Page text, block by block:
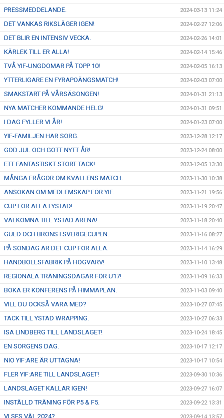
PRESSMEDDELANDE. 2024-03-13 11:24
DET VANKAS RIKSLÄGER IGEN! 2024-02-27 12:06
DET BLIR EN INTENSIV VECKA. 2024-02-26 14:01
KÄRLEK TILL ER ALLA! 2024-02-14 15:46
TVÅ YIF-UNGDOMAR PÅ TOPP 10! 2024-02-05 16:13
YTTERLIGARE EN FYRAPOÄNGSMATCH! 2024-02-03 07:00
SMAKSTART PÅ VÅRSÄSONGEN! 2024-01-31 21:13
NYA MATCHER KOMMANDE HELG! 2024-01-31 09:51
I DAG FYLLER VI ÅR! 2024-01-23 07:00
YIF-FAMILJEN HAR SORG. 2023-12-28 12:17
GOD JUL OCH GOTT NYTT ÅR! 2023-12-24 08:00
ETT FANTASTISKT STORT TACK! 2023-12-05 13:30
MÅNGA FRÅGOR OM KVÄLLENS MATCH. 2023-11-30 10:38
ANSÖKAN OM MEDLEMSKAP FÖR YIF. 2023-11-21 19:56
CUP FÖR ALLA I YSTAD! 2023-11-19 20:47
VÄLKOMNA TILL YSTAD ARENA! 2023-11-18 20:40
GULD OCH BRONS I SVERIGECUPEN. 2023-11-16 08:27
PÅ SÖNDAG ÄR DET CUP FÖR ALLA. 2023-11-14 16:29
HANDBOLLSFABRIK PÅ HÖGVARV! 2023-11-10 13:48
REGIONALA TRÄNINGSDAGAR FÖR U17! 2023-11-09 16:33
BOKA ER KONFERENS PÅ HIMMAPLAN. 2023-11-03 09:40
VILL DU OCKSÅ VARA MED? 2023-10-27 07:45
TACK TILL YSTAD WRAPPING. 2023-10-27 06:33
ISA LINDBERG TILL LANDSLAGET! 2023-10-24 18:45
EN SORGENS DAG. 2023-10-17 12:17
NIO YIF:ARE ÄR UTTAGNA! 2023-10-17 10:54
FLER YIF:ARE TILL LANDSLAGET! 2023-09-30 10:36
LANDSLAGET KALLAR IGEN! 2023-09-27 16:07
INSTÄLLD TRÄNING FÖR P5 & F5. 2023-09-22 13:31
VI SES VÄL 2024?